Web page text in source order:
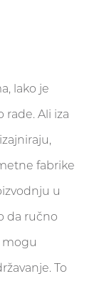
lako je
Ali iza
fabrike
u
da ručno
mogu
To